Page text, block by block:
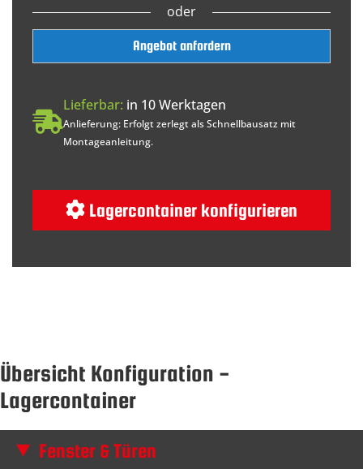
oder
Angebot anfordern
Lieferbar: in 10 Werktagen
Anlieferung: Erfolgt zerlegt als Schnellbausatz mit
Montageanleitung.
Lagercontainer konfigurieren
Übersicht Konfiguration -
Lagercontainer
Fenster & Türen